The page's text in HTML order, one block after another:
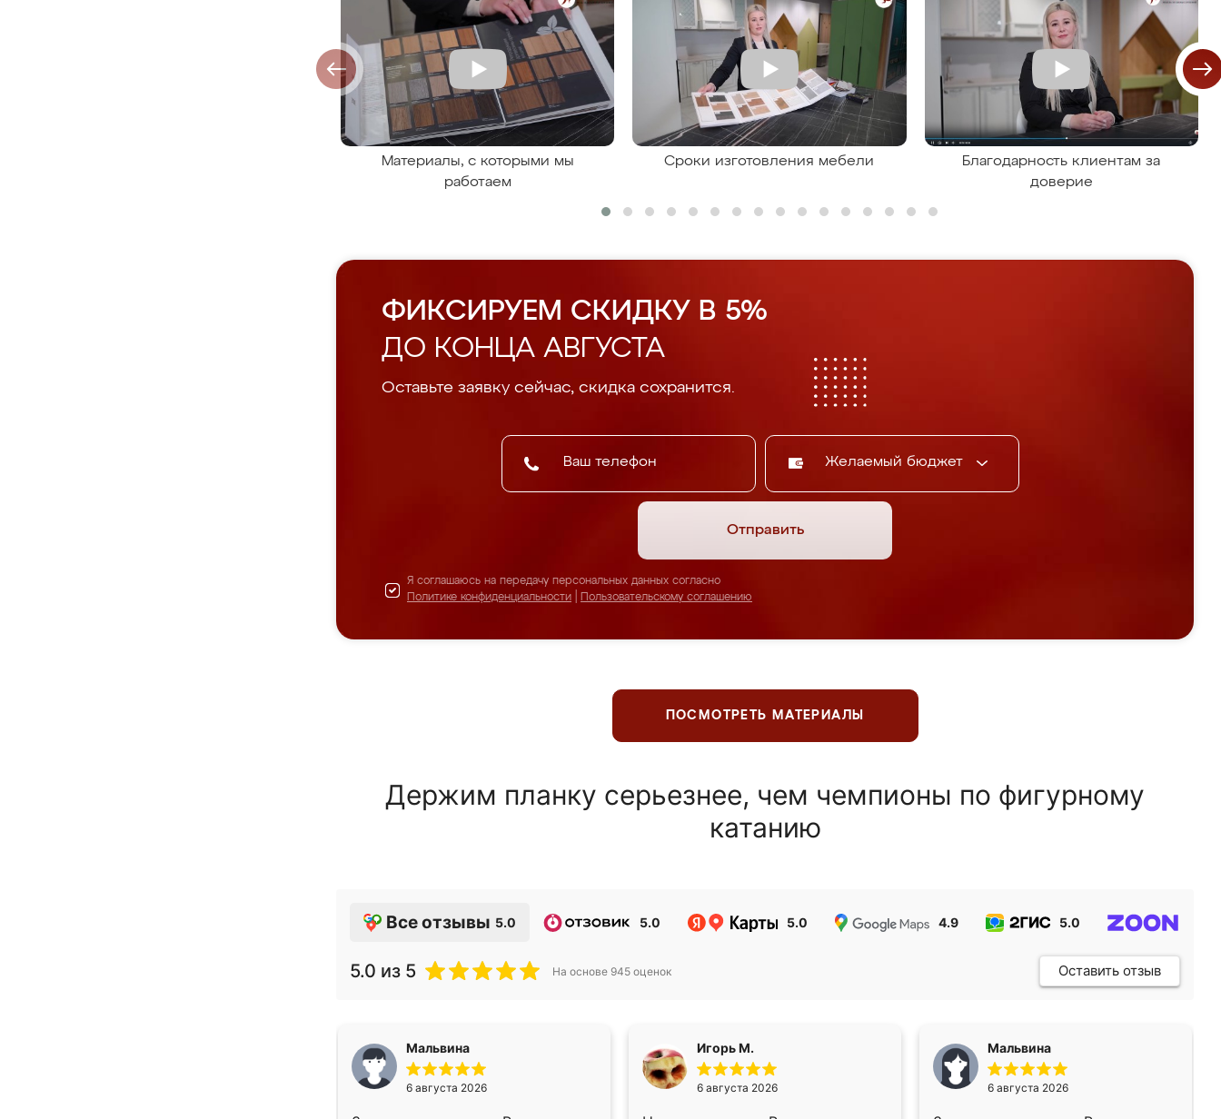
Материалы, с которыми мы
работаем
Сроки изготовления мебели
Благодарность клиентам за
доверие
ФИКСИРУЕМ СКИДКУ В 5%
ДО КОНЦА АВГУСТА
Оставьте заявку сейчас, скидка сохранится.
Желаемый бюджет
Отправить
Я соглашаюсь на передачу персональных данных согласно
Политике конфиденциальности
Пользовательскому соглашению
ПОСМОТРЕТЬ МАТЕРИАЛЫ
Держим планку серьезнее, чем чемпионы по фигурному
катанию
Все отзывы 5.0 5.0 5.0 4.9 5.0
5.0 из 5 На основе 945 оценок Оставить отзыв
Мальвина
6 августа 2026
Игорь М.
6 августа 2026
Мальвина
6 августа 2026